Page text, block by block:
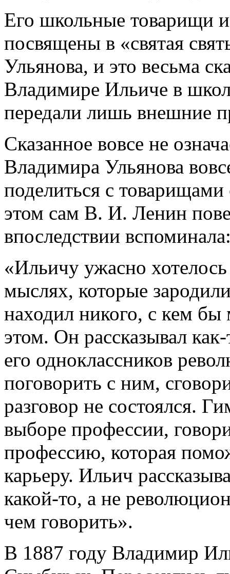
Его школьные товарищи
посвящены в «святая
Ульянова, и это весьма
Владимире Ильиче в
передали лишь внешние
Сказанное вовсе не
Владимира Ульянова
поделиться с
этом сам В. И. Ленин
впоследствии
«Ильичу ужасно
мыслях, которые
находил никого, с кем
этом. Он рассказывал
его одноклассников
поговорить с ним,
разговор не состоялся.
выборе профессии,
профессию, которая
карьеру. Ильич
какой-то, а не
чем говорить».
В 1887 году Владимир